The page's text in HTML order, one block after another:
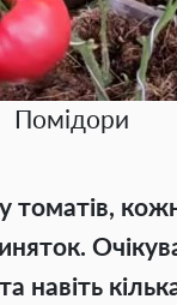
Помідори
томатів,
навіть